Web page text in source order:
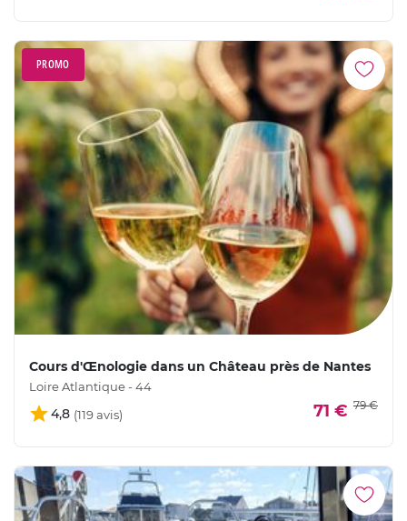
PROMO
Cours d'Œnologie dans un Château près de Nantes
Loire Atlantique - 44
4,8 71 € 79 €